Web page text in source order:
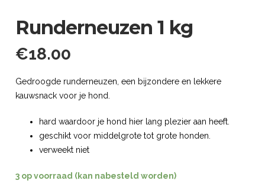
Runderneuzen 1 kg
€18.00
Gedroogde runderneuzen, een bijzondere en lekkere
kauwsnack voor je hond.
hard waardoor je hond hier lang plezier aan heeft.
geschikt voor middelgrote tot grote honden.
verweekt niet
3 op voorraad (kan nabesteld worden)